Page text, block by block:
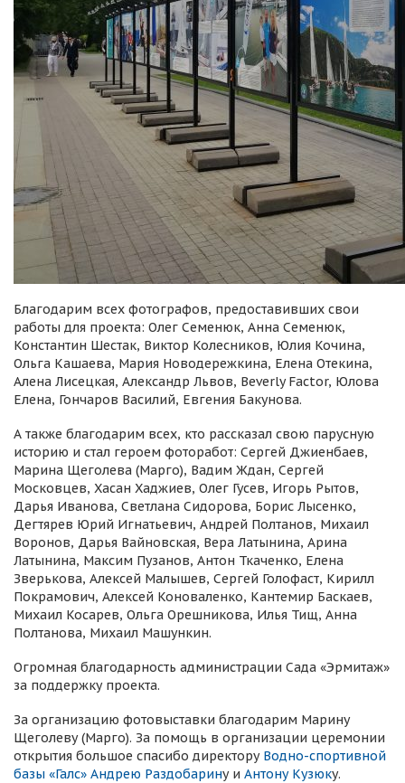
Благодарим всех фотографов, предоставивших свои
работы для проекта: Олег Семенюк, Анна Семенюк,
Константин Шестак, Виктор Колесников, Юлия Кочина,
Ольга Кашаева, Мария Новодережкина, Елена Отекина,
Алена Лисецкая, Александр Львов, Beverly Factor, Юлова
Елена, Гончаров Василий, Евгения Бакунова.
А также благодарим всех, кто рассказал свою парусную
историю и стал героем фоторабот: Сергей Джиенбаев,
Марина Щеголева (Марго), Вадим Ждан, Сергей
Московцев, Хасан Хаджиев, Олег Гусев, Игорь Рытов,
Дарья Иванова, Светлана Сидорова, Борис Лысенко,
Дегтярев Юрий Игнатьевич, Андрей Полтанов, Михаил
Воронов, Дарья Вайновская, Вера Латынина, Арина
Латынина, Максим Пузанов, Антон Ткаченко, Елена
Зверькова, Алексей Малышев, Сергей Голофаст, Кирилл
Покрамович, Алексей Коноваленко, Кантемир Баскаев,
Михаил Косарев, Ольга Орешникова, Илья Тищ, Анна
Полтанова, Михаил Машункин.
Огромная благодарность администрации Сада «Эрмитаж»
за поддержку проекта.
За организацию фотовыставки благодарим Марину
Щеголеву (Марго). За помощь в организации церемонии
открытия большое спасибо директору Водно-спортивной
базы «Галс» Андрею Раздобарину и Антону Кузюку.